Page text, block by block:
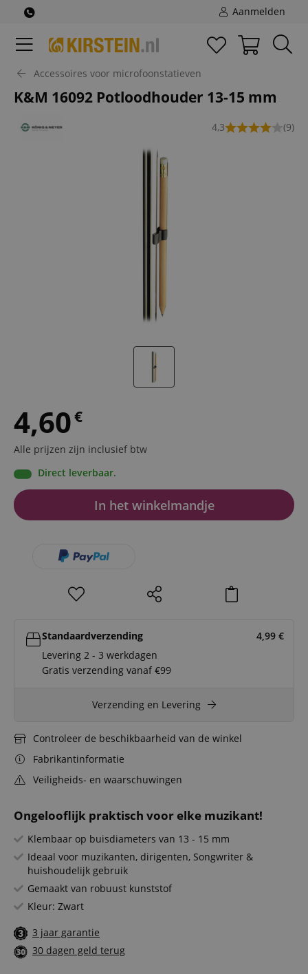
Aanmelden
Accessoires voor microfoonstatieven
K&M 16092 Potloodhouder 13-15 mm
4,3 (9)
Ongelooflijk praktisch voor elke muzikant!
Klembaar op buisdiameters van 13 - 15 mm
Ideaal voor muzikanten, dirigenten, Songwriter &
huishoudelijk gebruik
Gemaakt van robuust kunststof
Kleur: Zwart
3 jaar garantie
30 dagen geld terug
4,60€
Alle prijzen zijn inclusief btw
Direct leverbaar.
In het winkelmandje
Standaardverzending 4,99 €
Levering 2 - 3 werkdagen
Gratis verzending vanaf €99
Verzending en Levering
Controleer de beschikbaarheid van de winkel
Fabrikantinformatie
Veiligheids- en waarschuwingen